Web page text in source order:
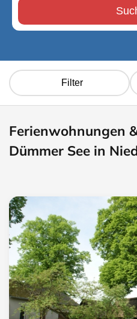
Filter
Ferienwohnungen
Dümmer See in